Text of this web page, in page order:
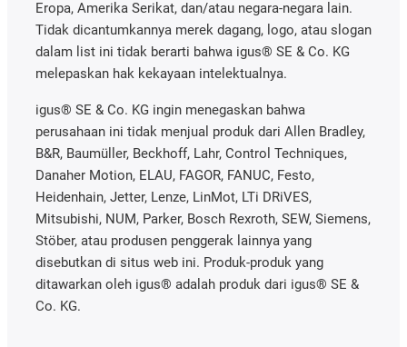
Eropa, Amerika Serikat, dan/atau negara-negara lain.
Tidak dicantumkannya merek dagang, logo, atau slogan
dalam list ini tidak berarti bahwa igus® SE & Co. KG
melepaskan hak kekayaan intelektualnya.
igus® SE & Co. KG ingin menegaskan bahwa
perusahaan ini tidak menjual produk dari Allen Bradley,
B&R, Baumüller, Beckhoff, Lahr, Control Techniques,
Danaher Motion, ELAU, FAGOR, FANUC, Festo,
Heidenhain, Jetter, Lenze, LinMot, LTi DRiVES,
Mitsubishi, NUM, Parker, Bosch Rexroth, SEW, Siemens,
Stöber, atau produsen penggerak lainnya yang
disebutkan di situs web ini. Produk-produk yang
ditawarkan oleh igus® adalah produk dari igus® SE &
Co. KG.